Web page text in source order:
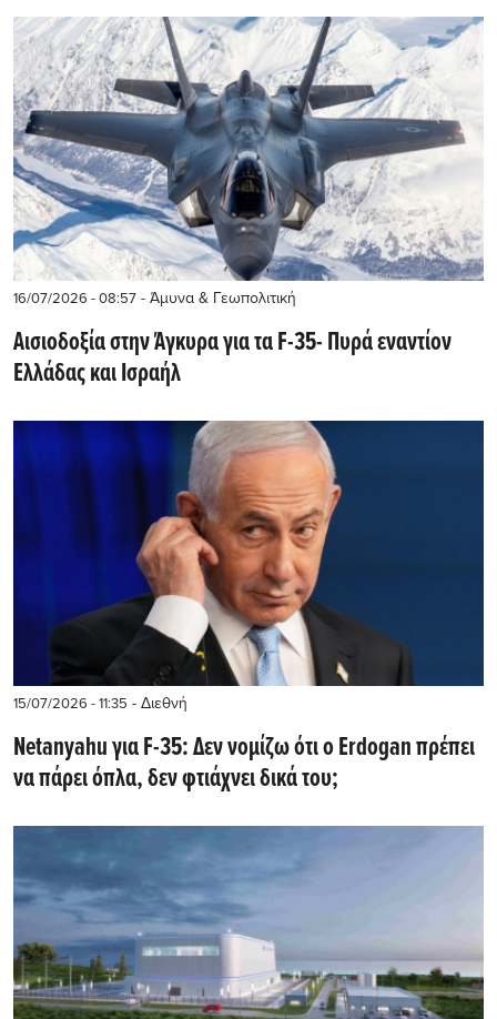
16/07/2026 - 08:57 - Άμυνα & Γεωπολιτική
Αισιοδοξία στην Άγκυρα για τα F-35- Πυρά εναντίον
Ελλάδας και Ισραήλ
15/07/2026 - 11:35 - Διεθνή
Netanyahu για F-35: Δεν νομίζω ότι ο Erdogan πρέπει
να πάρει όπλα, δεν φτιάχνει δικά του;